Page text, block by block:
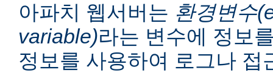
아파치 웹서버는 환경변수
variable)라는 변수에 정보
정보를 사용하여 로그나 접